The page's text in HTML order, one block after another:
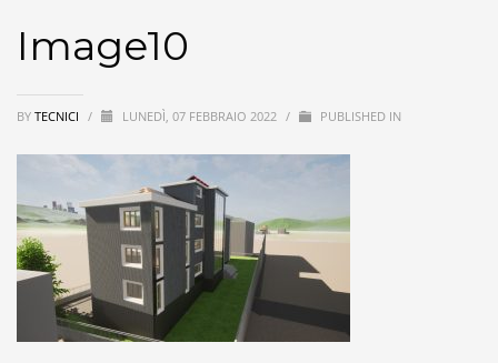
Image10
BY TECNICI / LUNEDÌ, 07 FEBBRAIO 2022 / PUBLISHED IN